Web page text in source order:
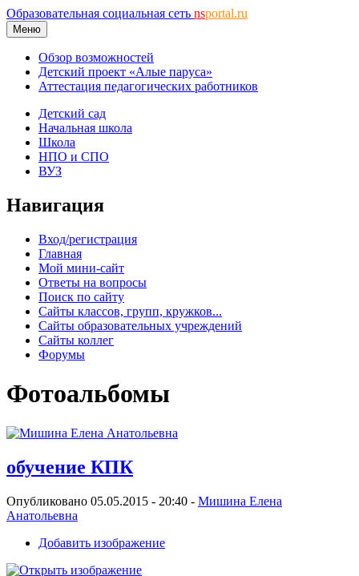
Образовательная социальная сеть nsportal.ru
Меню
Обзор возможностей
Детский проект «Алые паруса»
Аттестация педагогических работников
Детский сад
Начальная школа
Школа
НПО и СПО
ВУЗ
Навигация
Вход/регистрация
Главная
Мой мини-сайт
Ответы на вопросы
Поиск по сайту
Сайты классов, групп, кружков...
Сайты образовательных учреждений
Сайты коллег
Форумы
Фотоальбомы
обучение КПК
Опубликовано 05.05.2015 - 20:40 - Мишина Елена
Анатольевна
Добавить изображение